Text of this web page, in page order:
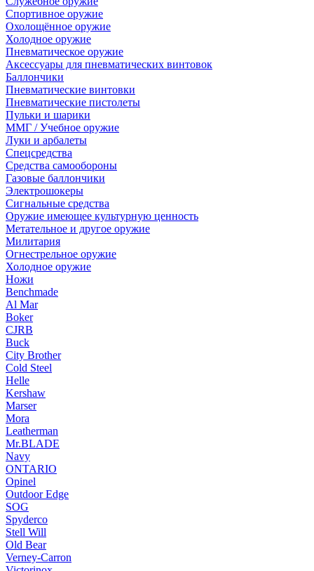
Спортивное оружие
Охолощённое оружие
Холодное оружие
Пневматическое оружие
Аксессуары для пневматических винтовок
Баллончики
Пневматические винтовки
Пневматические пистолеты
Пульки и шарики
ММГ / Учебное оружие
Луки и арбалеты
Спецсредства
Средства самообороны
Газовые баллончики
Электрошокеры
Сигнальные средства
Оружие имеющее культурную ценность
Метательное и другое оружие
Милитария
Огнестрельное оружие
Холодное оружие
Ножи
Benchmade
Al Mar
Boker
CJRB
Buck
City Brother
Cold Steel
Helle
Kershaw
Marser
Mora
Leatherman
Mr.BLADE
Navy
ONTARIO
Opinel
Outdoor Edge
SOG
Spyderco
Stell Will
Old Bear
Verney-Carron